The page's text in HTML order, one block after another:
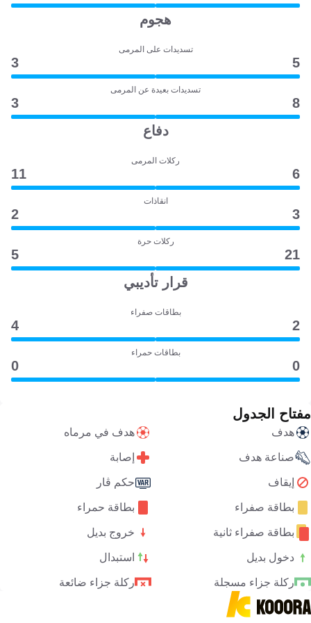
هجوم
تسديدات على المرمى
5
3
تسديدات بعيدة عن المرمى
8
3
دفاع
ركلات المرمى
6
11
انقاذات
3
2
ركلات حرة
21
5
قرار تأديبي
بطاقات صفراء
2
4
بطاقات حمراء
0
0
مفتاح الجدول
هدف هدف في مرماه
صناعة هدف إصابة
إيقاف حكم ڤار
بطاقة صفراء بطاقة حمراء
بطاقة صفراء ثانية خروج بديل
دخول بديل استبدال
ركلة جزاء مسجلة ركلة جزاء ضائعة